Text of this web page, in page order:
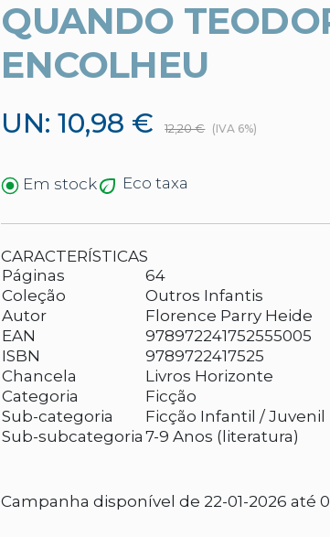
QUANDO
ENCOLHEU
UN: 10,98 € 12,20 € (IVA 6%)
Em stock Eco taxa
CARACTERÍSTICAS
Páginas
64
Coleção
Outros Infantis
Autor
Florence Parry Heide
EAN
978972241752555005
ISBN
9789722417525
Chancela
Livros Horizonte
Categoria
Ficção
Sub-categoria
Ficção Infantil / Juvenil
Sub-subcategoria 7-9 Anos (literatura)
Campanha disponível de 22-01-2026 até